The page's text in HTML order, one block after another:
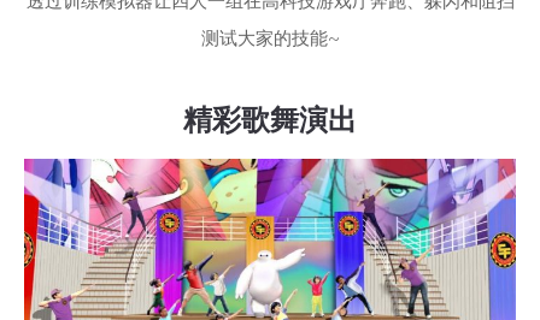
测试大家的技能~
精彩歌舞演出